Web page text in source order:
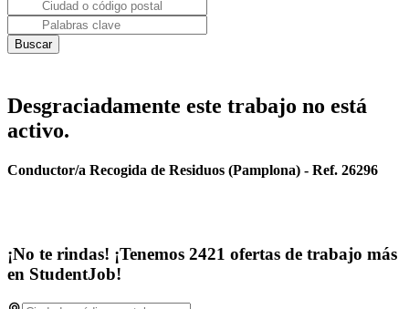
Desgraciadamente este trabajo no está
activo.
Conductor/a Recogida de Residuos (Pamplona) - Ref. 26296
¡No te rindas! ¡Tenemos 2421 ofertas de trabajo más
en StudentJob!